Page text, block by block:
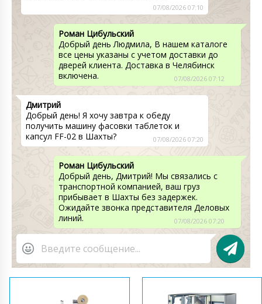
07/08/2026 07:10
Роман Цибульский
Добрый день Людмила, В нашем каталоге
все цены указаны с учетом доставки до
дверей клиента. Доставка в Челябинск
включена.
07/08/2026 07:12
Дмитрий
Добрый день! Я хочу завтра к обеду
получить машину фасовки таблеток и
капсул FF-02 в Шахты?
07/08/2026 07:20
Роман Цибульский
Добрый день, Дмитрий! Мы связались с
транспортной компанией, ваш груз
прибывает в Шахты без задержек.
Ожидайте звонка представителя Деловых
линий.
07/08/2026 07:20